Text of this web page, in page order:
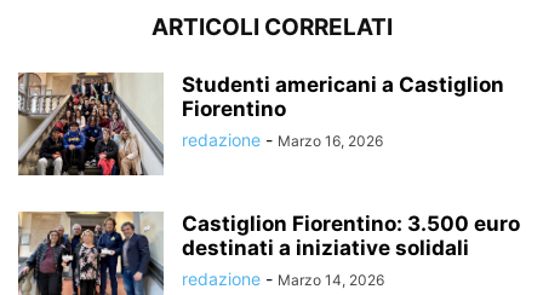
ARTICOLI CORRELATI
Studenti americani a Castiglion
Fiorentino
redazione - Marzo 16, 2026
Castiglion Fiorentino: 3.500 euro
destinati a iniziative solidali
redazione - Marzo 14, 2026